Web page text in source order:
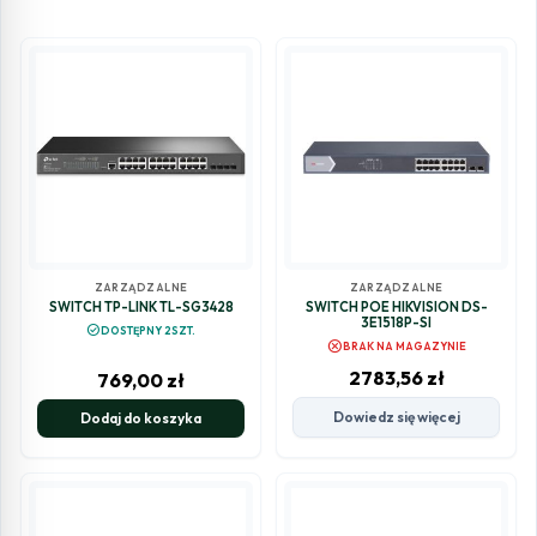
ZARZĄDZALNE
SWITCH TP-LINK TL-SG3428
check_circleDOSTĘPNY 2SZT.
769,00 zł
Dodaj do koszyka
ZARZĄDZALNE
SWITCH POE HIKVISION DS-
3E1518P-SI
cancelBRAK NA MAGAZYNIE
2783,56 zł
Dowiedz się więcej